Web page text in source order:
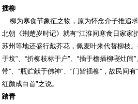
插柳
柳为寒食节象征之物，原为怀念介子推追
北朝《荆楚岁时记》就有“江淮间寒食日家家
苏州等地还盛行戴芥花，佩麦叶来代替柳枝
于坟”、“折柳枝标于户”、“插于檐插柳寝灶间
带”、“瓶贮献于佛神”、“门皆插柳”，故民间
红颜成白首”之说。
踏青